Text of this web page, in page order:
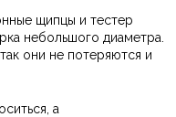
щипцы и тестер
небольшого диаметра.
они не потеряются и
а